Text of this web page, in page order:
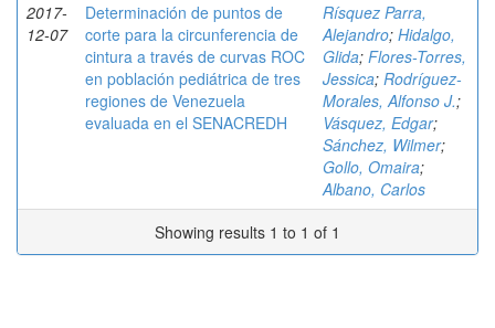
2017-
12-07
Determinación de puntos de
corte para la circunferencia de
cintura a través de curvas ROC
en población pediátrica de tres
regiones de Venezuela
evaluada en el SENACREDH
Rísquez Parra,
Alejandro; Hidalgo,
Glida; Flores-Torres,
Jessica; Rodríguez-
Morales, Alfonso J.;
Vásquez, Edgar;
Sánchez, Wilmer;
Gollo, Omaira;
Albano, Carlos
Showing results 1 to 1 of 1